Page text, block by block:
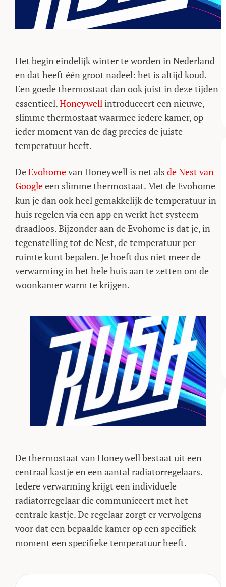
Het begin eindelijk winter te worden in Nederland
en dat heeft één groot nadeel: het is altijd koud.
Een goede thermostaat dan ook juist in deze tijden
essentieel.Honeywellintroduceert een nieuwe,
slimme thermostaat waarmee iedere kamer, op
ieder moment van de dag precies de juiste
temperatuur heeft.
DeEvohomevan Honeywell is net als de Nest van
Googleeen slimme thermostaat. Met de Evohome
kun je dan ook heel gemakkelijk de temperatuur in
huis regelen via een app en werkt het systeem
draadloos. Bijzonder aan de Evohome is dat je, in
tegenstelling tot de Nest, de temperatuur per
ruimte kunt bepalen. Je hoeft dus niet meer de
verwarming in het hele huis aan te zetten om de
woonkamer warm te krijgen.
De thermostaat van Honeywell bestaat uit een
centraal kastje en een aantal radiatorregelaars.
Iedere verwarming krijgt een individuele
radiatorregelaar die communiceert met het
centrale kastje. De regelaar zorgt er vervolgens
voor dat een bepaalde kamer op een specifiek
moment een specifieke temperatuur heeft.